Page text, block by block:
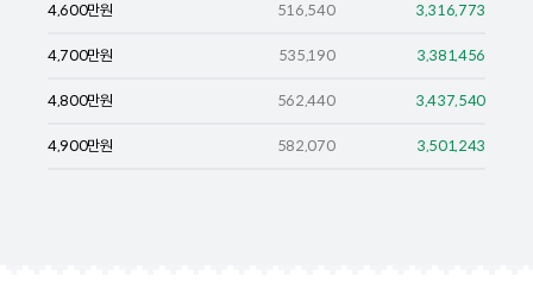
4,600만원 516,540 3,316,773
4,700만원 535,190 3,381,456
4,800만원 562,440 3,437,540
4,900만원 582,070 3,501,243